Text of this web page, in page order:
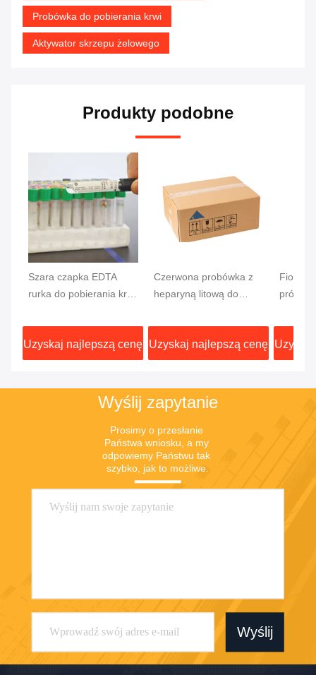
Probówka do pobierania krwi
Aktywator skrzepu żelowego
Produkty podobne
Szara czapka EDTA
rurka do pobierania krwi
13x75mm próbka krwi
Uzyskaj najlepszą cenę
Czerwona probówka z
heparyną litową do
Uzyskaj najlepszą cenę
test CF
korek
Wyślij zapytanie
Prosimy o przesłanie
Państwa wniosku, a my
odpowiemy Państwu tak
szybko, jak to możliwe.
Wyślij